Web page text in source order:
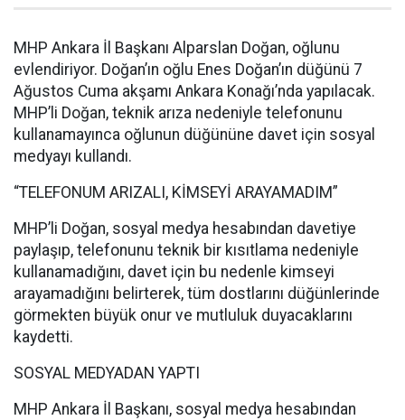
MHP Ankara İl Başkanı Alparslan Doğan, oğlunu
evlendiriyor. Doğan’ın oğlu Enes Doğan’ın düğünü 7
Ağustos Cuma akşamı Ankara Konağı’nda yapılacak.
MHP’li Doğan, teknik arıza nedeniyle telefonunu
kullanamayınca oğlunun düğününe davet için sosyal
medyayı kullandı.
“TELEFONUM ARIZALI, KİMSEYİ ARAYAMADIM”
MHP’li Doğan, sosyal medya hesabından davetiye
paylaşıp, telefonunu teknik bir kısıtlama nedeniyle
kullanamadığını, davet için bu nedenle kimseyi
arayamadığını belirterek, tüm dostlarını düğünlerinde
görmekten büyük onur ve mutluluk duyacaklarını
kaydetti.
SOSYAL MEDYADAN YAPTI
MHP Ankara İl Başkanı, sosyal medya hesabından